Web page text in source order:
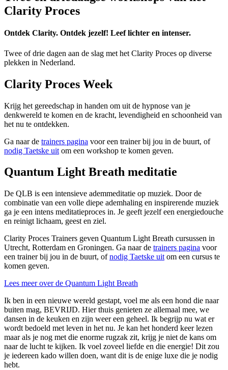
Clarity Proces
Ontdek Clarity. Ontdek jezelf! Leef lichter en intenser.
Twee of drie dagen aan de slag met het Clarity Proces op diverse
plekken in Nederland.
Clarity Proces Week
Krijg het gereedschap in handen om uit de hypnose van je
denkwereld te komen en de kracht, levendigheid en schoonheid van
het nu te ontdekken.
Ga naar de trainers pagina voor een trainer bij jou in de buurt, of
nodig Taetske uit om een workshop te komen geven.
Quantum Light Breath meditatie
De QLB is een intensieve ademmeditatie op muziek. Door de
combinatie van een volle diepe ademhaling en inspirerende muziek
ga je een intens meditatieproces in. Je geeft jezelf een energiedouche
en reinigt lichaam, geest en ziel.
Clarity Proces Trainers geven Quantum Light Breath cursussen in
Utrecht, Rotterdam en Groningen. Ga naar de trainers pagina voor
een trainer bij jou in de buurt, ofnodig Taetske uit om een cursus te
komen geven.
Lees meer over de Quantum Light Breath
Ik ben in een nieuwe wereld gestapt, voel me als een hond die naar
buiten mag, BEVRIJD. Hier thuis genieten ze allemaal mee, we
dansen in de keuken en zijn weer een geheel. Ik begrijp nu wat er
wordt bedoeld met leven in het nu. Je kan het honderd keer lezen
maar als je nog met die enorme rugzak zit, krijg je niet de kans om
naar de lucht te kijken. Ik voel zoveel liefde en die energie! Dit zou
je iedereen kado willen doen, want dit is de enige luxe die je nodig
hebt.